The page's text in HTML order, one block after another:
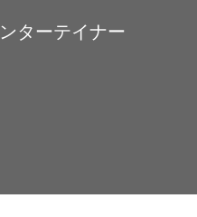
ターテイナー